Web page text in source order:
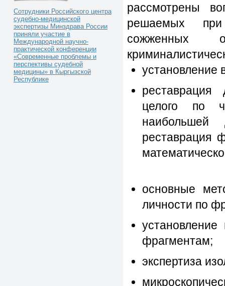
Сотрудники Российского центра
судебно-медицинской
экспертизы Минздрава России
приняли участие в
Международной научно-
практической конференции
«Современные проблемы и
перспективы судебной
медицины» в Кыргызской
Республике
рассмотрены
решаемых при
сожженных
установление
реставрация
целого по
реставрация
основные
личности по
фрагментам;
экспертиза